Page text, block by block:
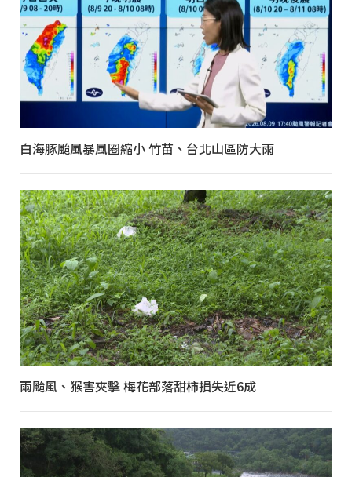
白海豚颱風暴風圈縮小 竹苗、台北山區防大雨
兩颱風、猴害夾擊 梅花部落甜柿損失近6成